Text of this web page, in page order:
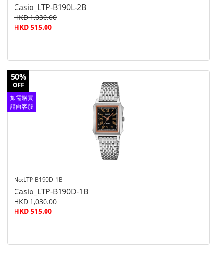
Casio_LTP-B190L-2B
HKD 1,030.00
HKD 515.00
50%
OFF
如需購買
請向客服
No:LTP-B190D-1B
Casio_LTP-B190D-1B
HKD 1,030.00
HKD 515.00